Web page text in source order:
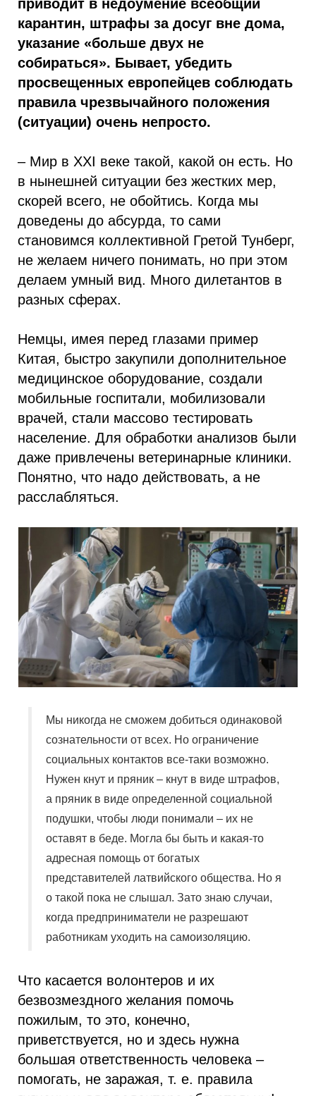
приводит в недоумение всеобщий
карантин, штрафы за досуг вне дома,
указание «больше двух не
собираться». Бывает, убедить
просвещенных европейцев соблюдать
правила чрезвычайного положения
(ситуации) очень непросто.
– Мир в XXI веке такой, какой он есть. Но
в нынешней ситуации без жестких мер,
скорей всего, не обойтись. Когда мы
доведены до абсурда, то сами
становимся коллективной Гретой Тунберг,
не желаем ничего понимать, но при этом
делаем умный вид. Много дилетантов в
разных сферах.
Немцы, имея перед глазами пример
Китая, быстро закупили дополнительное
медицинское оборудование, создали
мобильные госпитали, мобилизовали
врачей, стали массово тестировать
население. Для обработки анализов были
даже привлечены ветеринарные клиники.
Понятно, что надо действовать, а не
расслабляться.
Мы никогда не сможем добиться одинаковой
сознательности от всех. Но ограничение
социальных контактов все-таки возможно.
Нужен кнут и пряник – кнут в виде штрафов,
а пряник в виде определенной социальной
подушки, чтобы люди понимали – их не
оставят в беде. Могла бы быть и какая-то
адресная помощь от богатых
представителей латвийского общества. Но я
о такой пока не слышал. Зато знаю случаи,
когда предприниматели не разрешают
работникам уходить на самоизоляцию.
Что касается волонтеров и их
безвозмездного желания помочь
пожилым, то это, конечно,
приветствуется, но и здесь нужна
большая ответственность человека –
помогать, не заражая, т. е. правила